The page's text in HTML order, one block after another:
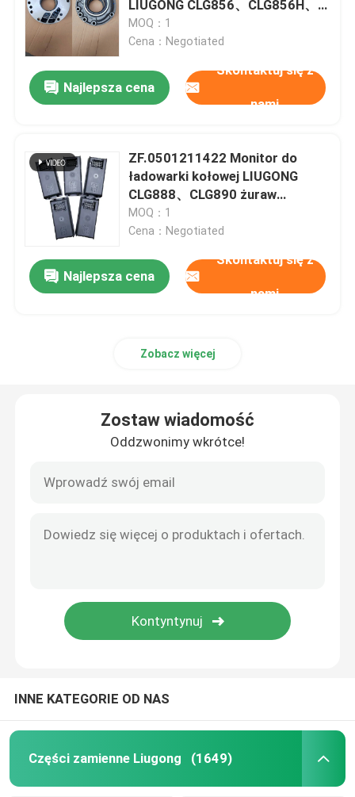
części SDLG
Części szantui
LIUGONG CLG856、CLG856H、
CLG862、CLG870 Przekaz
4WG180 4WG200 6WG180
MOQ：1
Cena：Negotiated
Najlepsza cena
Skontaktuj się z
nami
ZF.0501211422 Monitor do
ładowarki kołowej LIUGONG
CLG888、CLG890 żuraw
QY25K、QY50K XGC85、
XGC130、XGC220
MOQ：1
Cena：Negotiated
Najlepsza cena
Skontaktuj się z
nami
Zobacz więcej
Zostaw wiadomość
Oddzwonimy wkrótce!
INNE KATEGORIE OD NAS
Części zamienne Liugong (1649)